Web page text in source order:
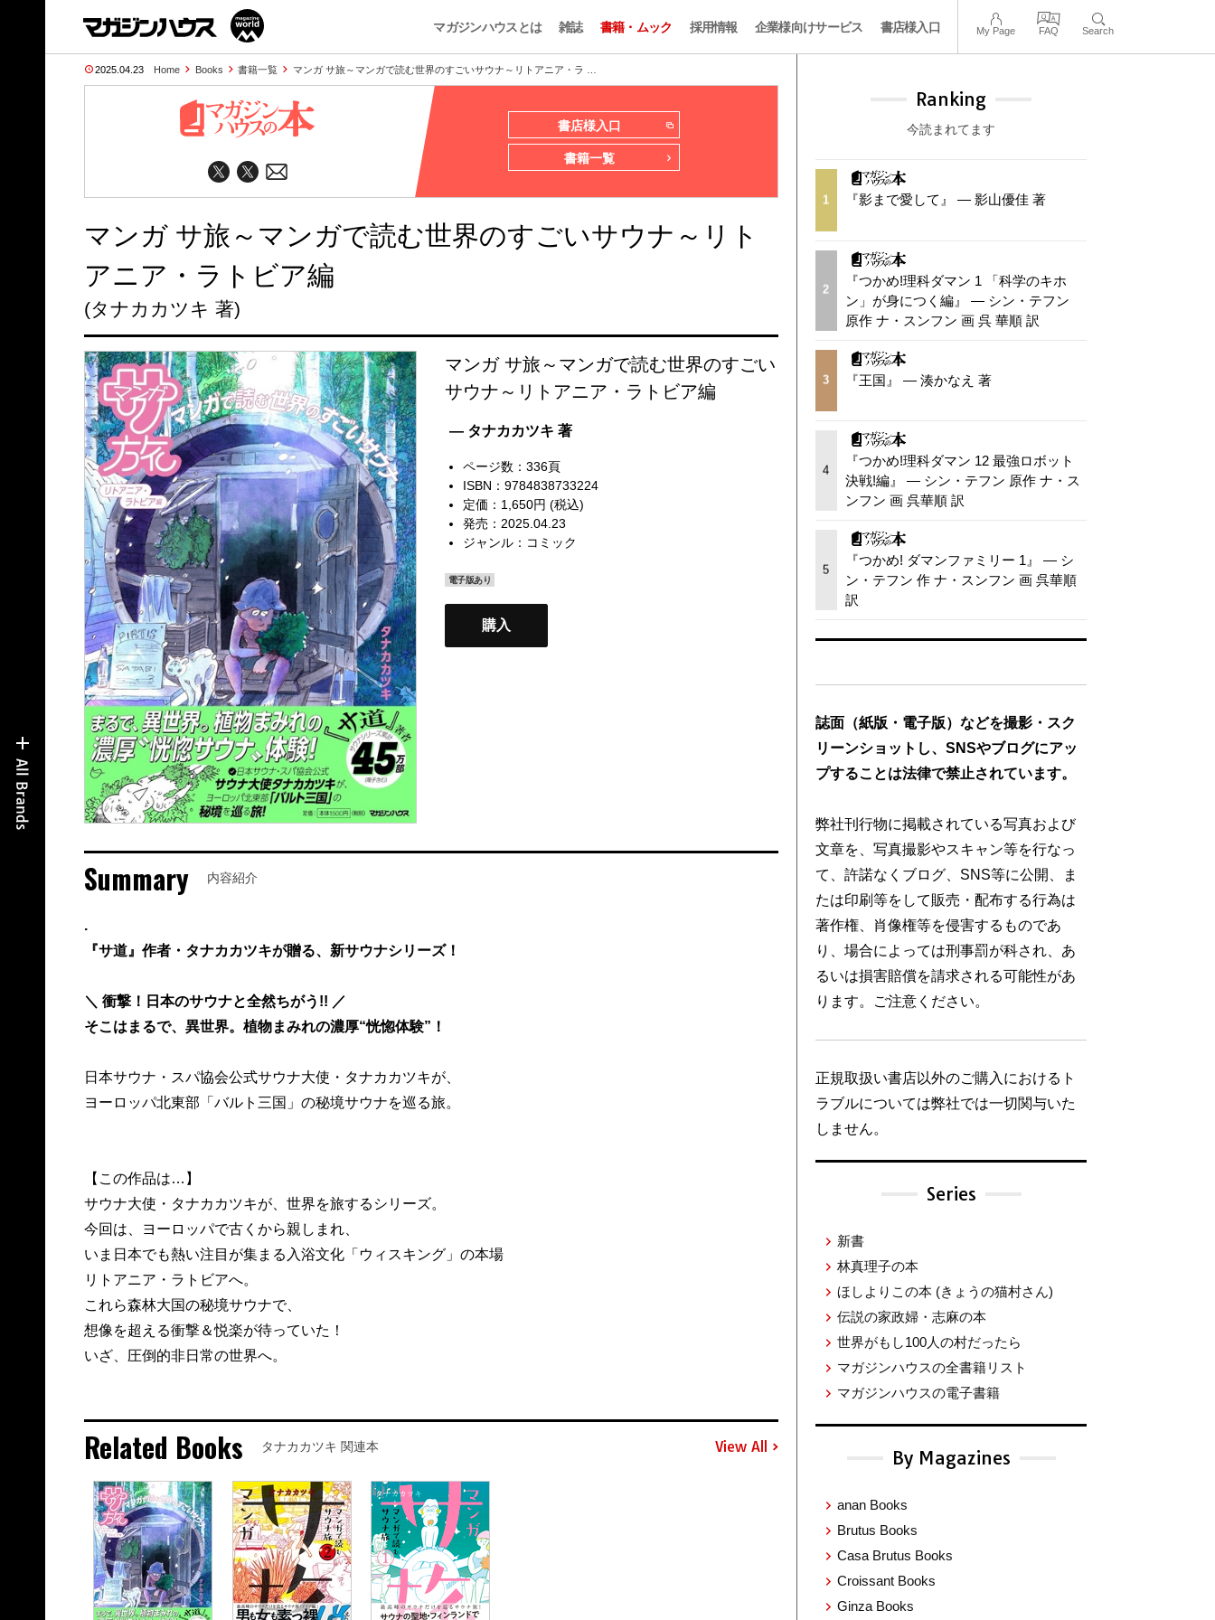
マガジンハウスとは 雑誌 書籍・ムック 採用情報 企業様向けサービス 書店様入口 My Page FAQ Search
2025.04.23 Home Books 書籍一覧 マンガ サ旅～マンガで読む世界のすごいサウナ～リトアニア・ラ …
書店様入口
書籍一覧
マンガ サ旅～マンガで読む世界のすごいサウナ～リト
アニア・ラトビア編
(タナカカツキ 著)
マンガ サ旅～マンガで読む世界のすごい
サウナ～リトアニア・ラトビア編
— タナカカツキ 著
ページ数：336頁
ISBN：9784838733224
定価：1,650円 (税込)
発売：2025.04.23
ジャンル： コミック
電子版あり
購入
Summary 内容紹介
.
『サ道』作者・タナカカツキが贈る、新サウナシリーズ！
＼ 衝撃！日本のサウナと全然ちがう!! ／
そこはまるで、異世界。植物まみれの濃厚“恍惚体験”！
日本サウナ・スパ協会公式サウナ大使・タナカカツキが、
ヨーロッパ北東部「バルト三国」の秘境サウナを巡る旅。
【この作品は…】
サウナ大使・タナカカツキが、世界を旅するシリーズ。
今回は、ヨーロッパで古くから親しまれ、
いま日本でも熱い注目が集まる入浴文化「ウィスキング」の本場
リトアニア・ラトビアへ。
これら森林大国の秘境サウナで、
想像を超える衝撃＆悦楽が待っていた！
いざ、圧倒的非日常の世界へ。
Related Books タナカカツキ 関連本 View All
Ranking
今読まれてます
1 『影まで愛して』 — 影山優佳 著
2
『つかめ!理科ダマン 1 「科学のキホ
ン」が身につく編』 — シン・テフン
原作 ナ・スンフン 画 呉 華順 訳
3 『王国』 — 湊かなえ 著
4
『つかめ!理科ダマン 12 最強ロボット
決戦!編』 — シン・テフン 原作 ナ・ス
ンフン 画 呉華順 訳
5
『つかめ! ダマンファミリー 1』 — シ
ン・テフン 作 ナ・スンフン 画 呉華順
訳
誌面（紙版・電子版）などを撮影・スク
リーンショットし、SNSやブログにアッ
プすることは法律で禁止されています。
弊社刊行物に掲載されている写真および
文章を、写真撮影やスキャン等を行なっ
て、許諾なくブログ、SNS等に公開、ま
たは印刷等をして販売・配布する行為は
著作権、肖像権等を侵害するものであ
り、場合によっては刑事罰が科され、あ
るいは損害賠償を請求される可能性があ
ります。ご注意ください。
正規取扱い書店以外のご購入におけるト
ラブルについては弊社では一切関与いた
しません。
Series
新書
林真理子の本
ほしよりこの本 (きょうの猫村さん)
伝説の家政婦・志麻の本
世界がもし100人の村だったら
マガジンハウスの全書籍リスト
マガジンハウスの電子書籍
By Magazines
anan Books
Brutus Books
Casa Brutus Books
Croissant Books
Ginza Books